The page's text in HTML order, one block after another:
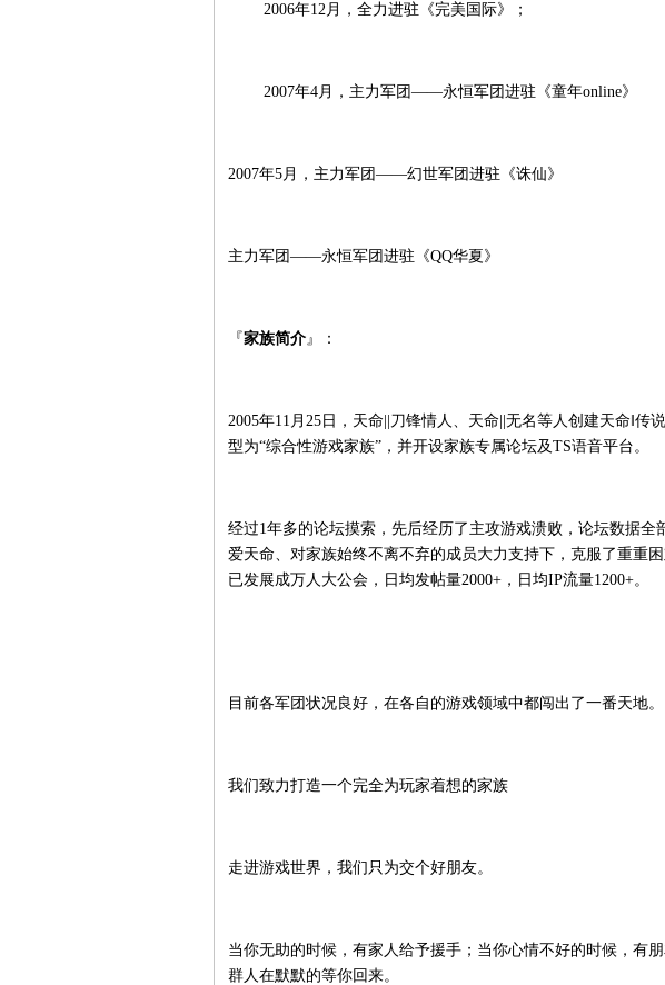
2006年12月，全力进驻《完美国际》；
2007年4月，主力军团——永恒军团进驻《童年online》
2007年5月，主力军团——幻世军团进驻《诛仙》
主力军团——永恒军团进驻《QQ华夏》
『家族简介』：
2005年11月25日，天命||刀锋情人、天命 无名等人创建天命‖传
型为“综合性游戏家族”，并开设家族专属论坛及TS语音平台。
经过1年多的论坛摸索，先后经历了主攻游戏溃败，论坛数据全
爱天命、对家族始终不离不弃的成员大力支持下，克服了重重
已发展成万人大公会，日均发帖量2000+ ，日均IP流量1200+。
目前各军团状况良好，在各自的游戏领域中都闯出了一番天地。
我们致力打造一个完全为玩家着想的家族
走进游戏世界，我们只为交个好朋友。
当你无助的时候，有家人给予援手；当你心情不好的时候，有
群人在默默的等你回来。